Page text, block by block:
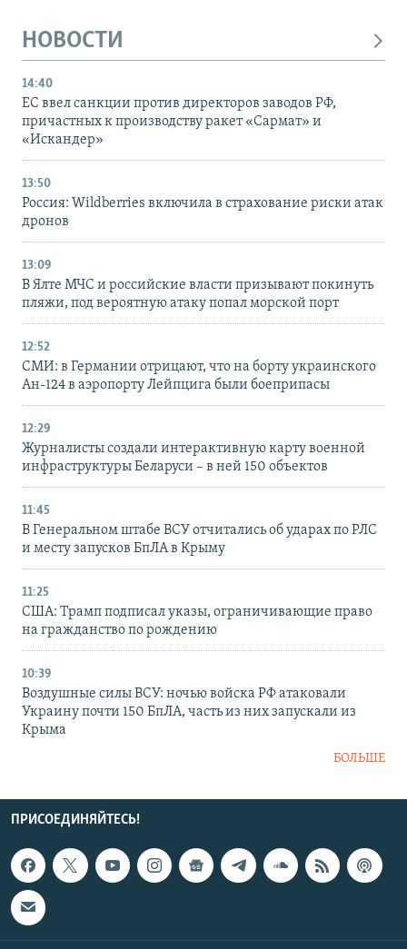
НОВОСТИ
14:40
ЕС ввел санкции против директоров заводов РФ,
причастных к производству ракет «Сармат» и
«Искандер»
13:50
Россия: Wildberries включила в страхование риски атак
дронов
13:09
В Ялте МЧС и российские власти призывают покинуть
пляжи, под вероятную атаку попал морской порт
12:52
СМИ: в Германии отрицают, что на борту украинского
Ан-124 в аэропорту Лейпцига были боеприпасы
12:29
Журналисты создали интерактивную карту военной
инфраструктуры Беларуси – в ней 150 объектов
11:45
В Генеральном штабе ВСУ отчитались об ударах по РЛС
и месту запусков БпЛА в Крыму
11:25
США: Трамп подписал указы, ограничивающие право
на гражданство по рождению
10:39
Воздушные силы ВСУ: ночью войска РФ атаковали
Украину почти 150 БпЛА, часть из них запускали из
Крыма
БОЛЬШЕ
ПРИСОЕДИНЯЙТЕСЬ!